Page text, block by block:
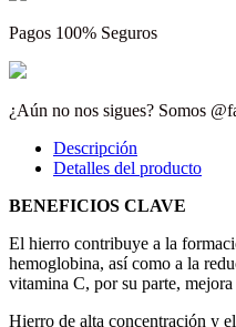
Pagos 100% Seguros
¿Aún no nos sigues? Somos
Descripción
Detalles del producto
BENEFICIOS CLAVE
El hierro contribuye a la
hemoglobina, así como a la
vitamina C, por su parte,
Hierro de alta concentración y